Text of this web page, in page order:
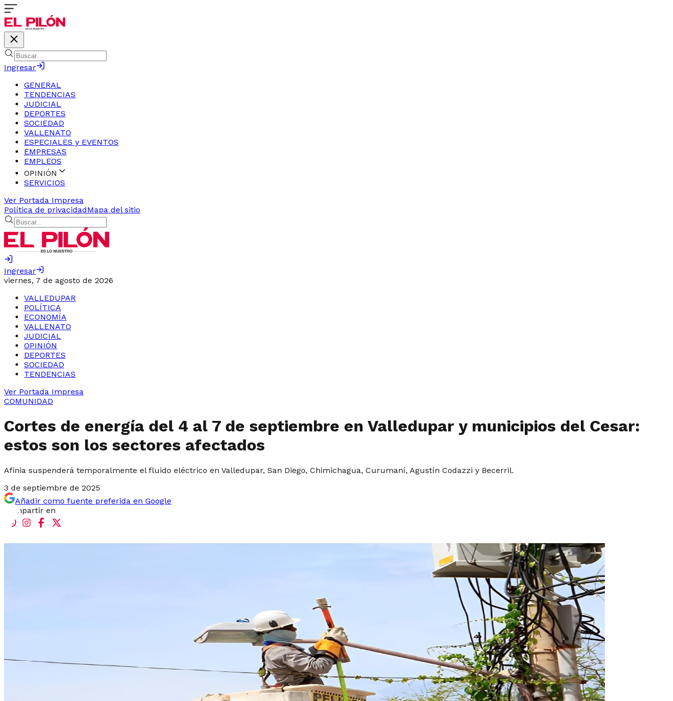
Ingresar
GENERAL
TENDENCIAS
JUDICIAL
DEPORTES
SOCIEDAD
VALLENATO
ESPECIALES y EVENTOS
EMPRESAS
EMPLEOS
OPINIÓN
SERVICIOS
Ver Portada Impresa
Política de privacidadMapa del sitio
Ingresar
viernes, 7 de agosto de 2026
VALLEDUPAR
POLÍTICA
ECONOMÍA
VALLENATO
JUDICIAL
OPINIÓN
DEPORTES
SOCIEDAD
TENDENCIAS
Ver Portada Impresa
COMUNIDAD
Cortes de energía del 4 al 7 de septiembre en Valledupar y municipios del Cesar:
estos son los sectores afectados
Afinia suspenderá temporalmente el fluido eléctrico en Valledupar, San Diego, Chimichagua, Curumaní, Agustín Codazzi y Becerril.
3 de septiembre de 2025
Añadir como fuente preferida en Google
Compartir en